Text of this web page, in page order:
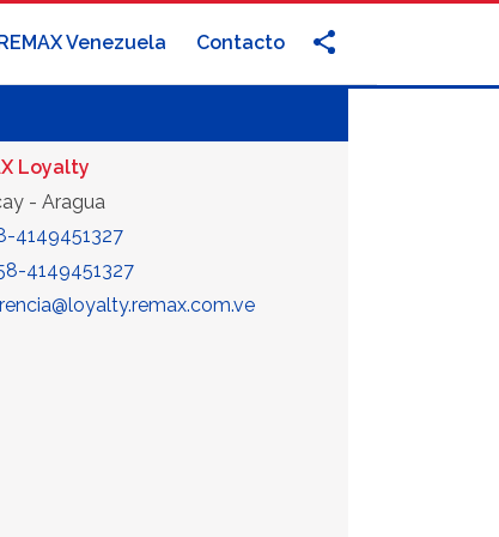
REMAX Venezuela Contacto
Loyalty
- Aragua
4149451327
4149451327